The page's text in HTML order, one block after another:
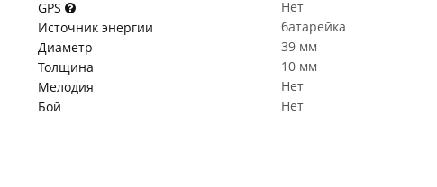
GPS
Нет
Источник энергии
батарейка
Диаметр
39 мм
Толщина
10 мм
Мелодия
Нет
Бой
Нет